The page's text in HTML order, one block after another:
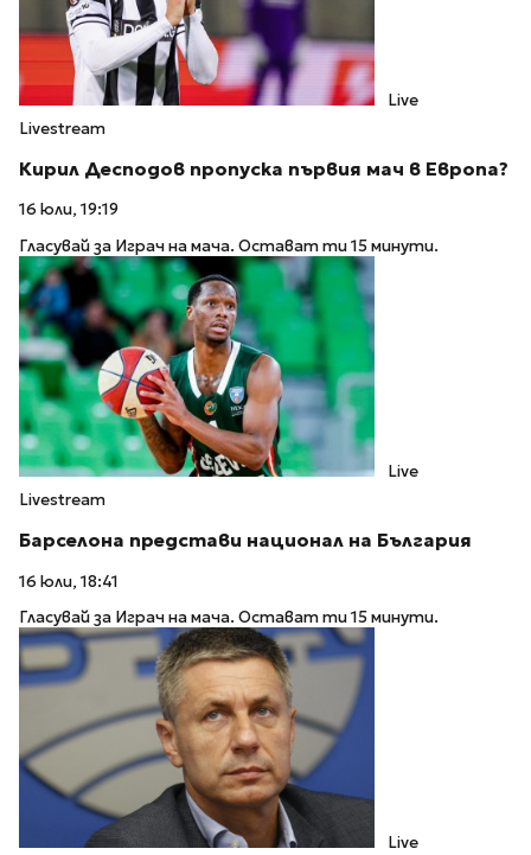
Live
Livestream
Кирил Десподов пропуска първия мач в Европа?
16 юли, 19:19
Гласувай за Играч на мача. Остават ти 15 минути.
Live
Livestream
Барселона представи национал на България
16 юли, 18:41
Гласувай за Играч на мача. Остават ти 15 минути.
Live